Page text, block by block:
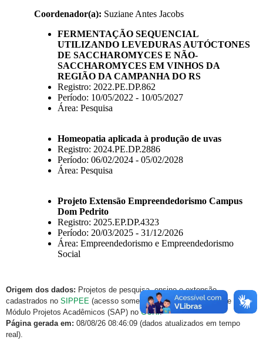
Origem dos dados: Projetos de pesquisa, ensino e extensão
cadastrados no SIPPEE (acesso somente via rede institucional) e
Módulo Projetos Acadêmicos (SAP) noGURI.
Página gerada em: 08/08/26 08:46:09 (dados atualizados em tempo
real).